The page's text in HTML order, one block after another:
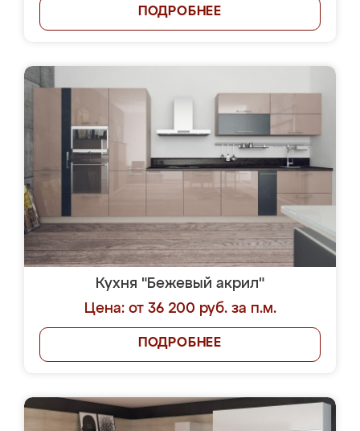
ПОДРОБНЕЕ
Кухня "Бежевый акрил"
Цена: от 36 200 руб. за п.м.
ПОДРОБНЕЕ